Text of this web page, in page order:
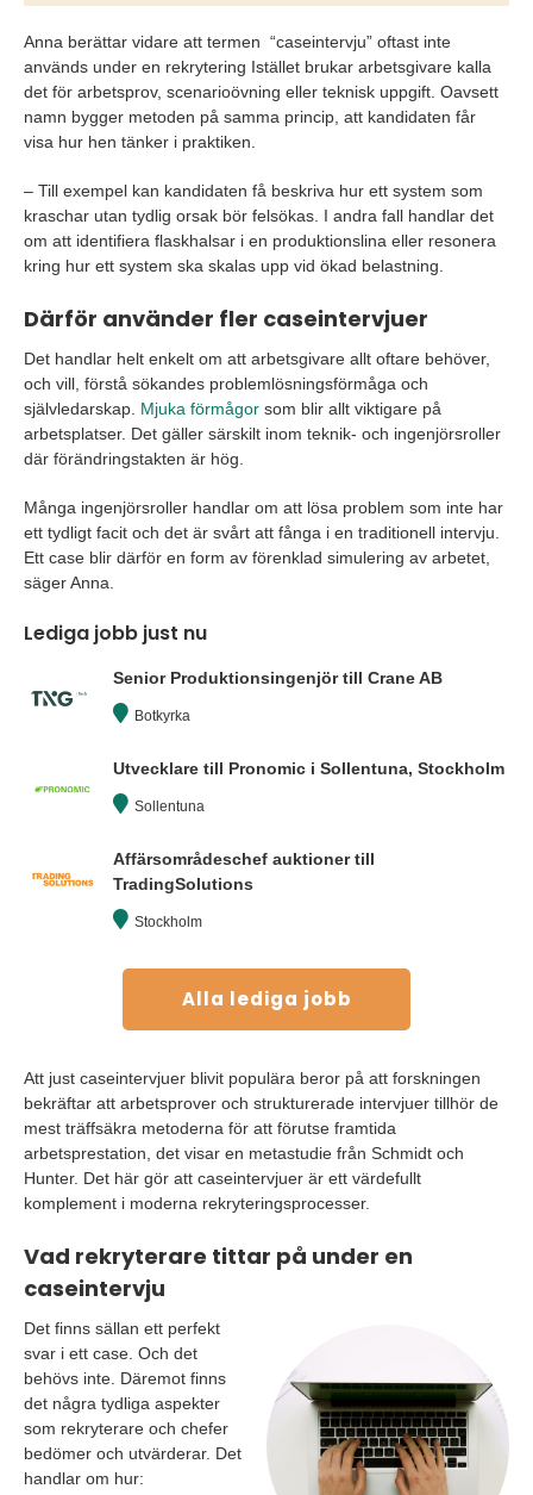
Anna berättar vidare att termen “caseintervju” oftast inte
används under en rekrytering Istället brukar arbetsgivare kalla
det för arbetsprov, scenarioövning eller teknisk uppgift. Oavsett
namn bygger metoden på samma princip, att kandidaten får
visa hur hen tänker i praktiken.
– Till exempel kan kandidaten få beskriva hur ett system som
kraschar utan tydlig orsak bör felsökas. I andra fall handlar det
om att identifiera flaskhalsar i en produktionslina eller resonera
kring hur ett system ska skalas upp vid ökad belastning.
Därför använder fler caseintervjuer
Det handlar helt enkelt om att arbetsgivare allt oftare behöver,
och vill, förstå sökandes problemlösningsförmåga och
självledarskap. Mjuka förmågor som blir allt viktigare på
arbetsplatser. Det gäller särskilt inom teknik- och ingenjörsroller
där förändringstakten är hög.
Många ingenjörsroller handlar om att lösa problem som inte har
ett tydligt facit och det är svårt att fånga i en traditionell intervju.
Ett case blir därför en form av förenklad simulering av arbetet,
säger Anna.
Lediga jobb just nu
Senior Produktionsingenjör till Crane AB
Botkyrka
Utvecklare till Pronomic i Sollentuna, Stockholm
Sollentuna
Affärsområdeschef auktioner till
TradingSolutions
Stockholm
Alla lediga jobb
Att just caseintervjuer blivit populära beror på att forskningen
bekräftar att arbetsprover och strukturerade intervjuer tillhör de
mest träffsäkra metoderna för att förutse framtida
arbetsprestation, det visar en metastudie från Schmidt och
Hunter. Det här gör att caseintervjuer är ett värdefullt
komplement i moderna rekryteringsprocesser.
Vad rekryterare tittar på under en
caseintervju
Det finns sällan ett perfekt
svar i ett case. Och det
behövs inte. Däremot finns
det några tydliga aspekter
som rekryterare och chefer
bedömer och utvärderar. Det
handlar om hur: